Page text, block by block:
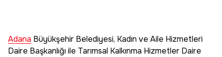
Adana Büyükşehir Belediyesi, Kadın ve Aile Hizmetleri
Daire Başkanlığı ile Tarımsal Kalkınma Hizmetler Daire